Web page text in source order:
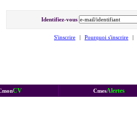
Identifiez-vous
S'inscrire | Pourquoi s'inscrire |
CV CmesAlertes